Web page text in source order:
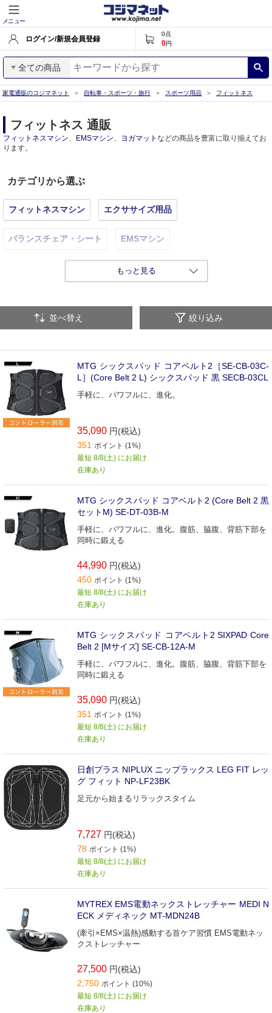
メニュー
ログイン/新規会員登録
0点
0円
全ての商品
家電通販のコジマネット 自転車・スポーツ・旅行 スポーツ用品 フィットネス
フィットネス 通販
フィットネスマシン、 EMSマシン、 ヨガマット などの商品を豊富に取り揃えてお
ります。
カテゴリから選ぶ
フィットネスマシン エクササイズ用品
バランスチェア・シート EMSマシン
縄跳び
もっと見る
並べ替え 絞り込み
MTG シックスパッド コアベルト2［SE-CB-03C-
L］(Core Belt 2 L) シックスパッド 黒 SECB-03CL
手軽に、パワフルに、進化。
35,090 円(税込)
351 ポイント (1%)
最短 8/8(土) にお届け
在庫あり
MTG シックスパッド コアベルト2 (Core Belt 2 黒
セットM) SE-DT-03B-M
手軽に、パワフルに、進化。腹筋、脇腹、背筋下部を
同時に鍛える
44,990 円(税込)
450 ポイント (1%)
最短 8/8(土) にお届け
在庫あり
MTG シックスパッド コアベルト2 SIXPAD Core
Belt 2 [Mサイズ] SE-CB-12A-M
手軽に、パワフルに、進化。腹筋、脇腹、背筋下部を
同時に鍛える
35,090 円(税込)
351 ポイント (1%)
最短 8/8(土) にお届け
在庫あり
日創プラス NIPLUX ニップラックス LEG FIT レッ
グ フィット NP-LF23BK
足元から始まるリラックスタイム
7,727 円(税込)
78 ポイント (1%)
最短 8/8(土) にお届け
在庫あり
MYTREX EMS電動ネックストレッチャー MEDI N
ECK メディネック MT-MDN24B
(牽引×EMS×温熱)感動する首ケア習慣 EMS電動ネッ
クストレッチャー
27,500 円(税込)
2,750 ポイント (10%)
最短 8/8(土) にお届け
在庫あり